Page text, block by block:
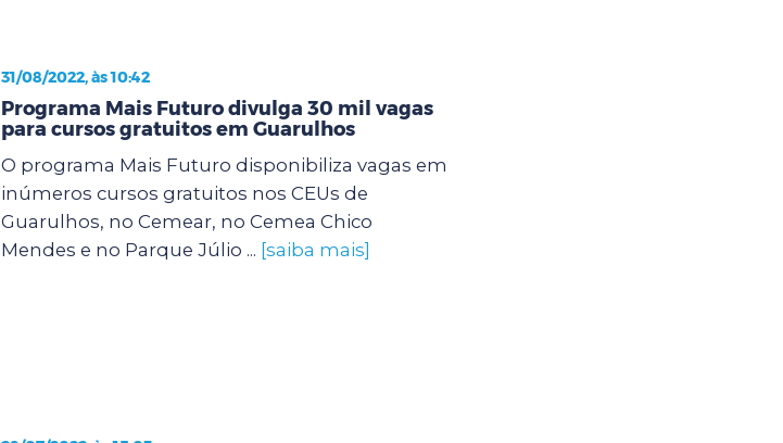
31/08/2022, às 10:42
Programa Mais Futuro divulga 30 mil vagas
para cursos gratuitos em Guarulhos
O programa Mais Futuro disponibiliza vagas em
inúmeros cursos gratuitos nos CEUs de
Guarulhos, no Cemear, no Cemea Chico
Mendes e no Parque Júlio ... [saiba mais]